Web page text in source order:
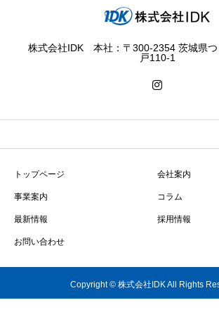
株式会社IDK 本社：〒300-2354 茨城県つ
戸110-1
トップページ 会社案内
事業案内 コラム
最新情報 採用情報
お問い合わせ
Copyright © 株式会社IDK All Rights